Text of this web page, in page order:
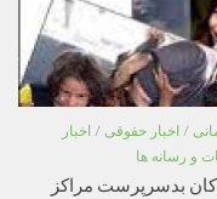
/ اخبار حقوقی / اخبار
و رسانه ها
شد؛ ۲۷ درصد کودکان بدسرپرست مراکز